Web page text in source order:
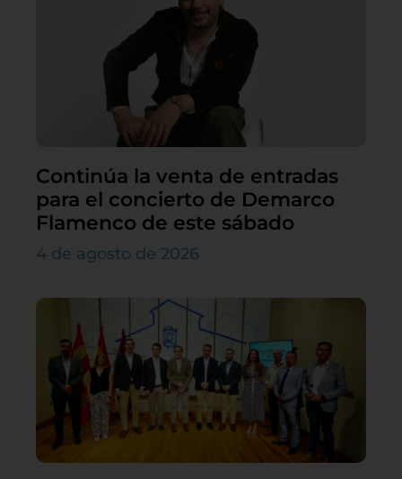
Continúa la venta de entradas
para el concierto de Demarco
Flamenco de este sábado
4 de agosto de 2026